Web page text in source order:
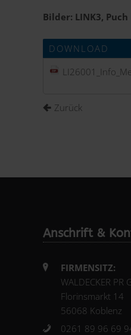
Bilder: LINK3,
DOWNLOAD
Zurück
Anschrift &
FIRMENSITZ:
WALDECKER PR
Florinsmarkt 14
56068 Koblenz
0261 89 96 69